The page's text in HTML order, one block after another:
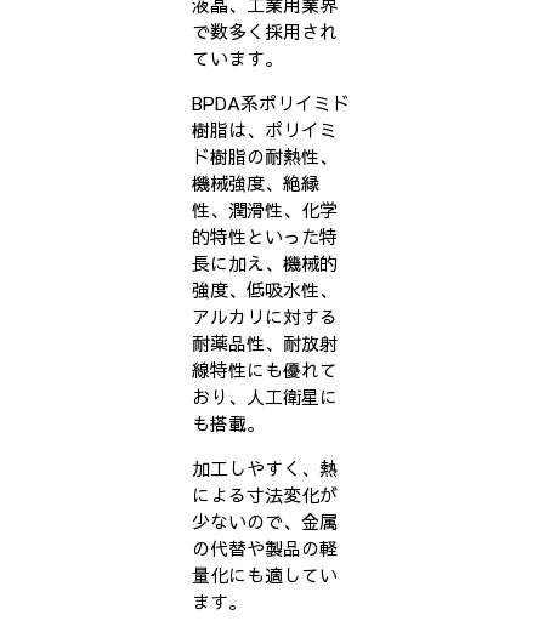
で数多く採用され
ています。
BPDA系ポリイミド
樹脂は、ポリイミ
ド樹脂の耐熱性、
機械強度、絶縁
性、潤滑性、化学
的特性といった特
長に加え、機械的
強度、低吸水性、
アルカリに対する
耐薬品性、耐放射
線特性にも優れて
おり、人工衛星に
も搭載。
加工しやすく、熱
による寸法変化が
少ないので、金属
の代替や製品の軽
量化にも適してい
ます。